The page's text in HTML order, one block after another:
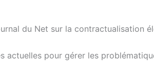
du Net sur la contractualisation
pour gérer les